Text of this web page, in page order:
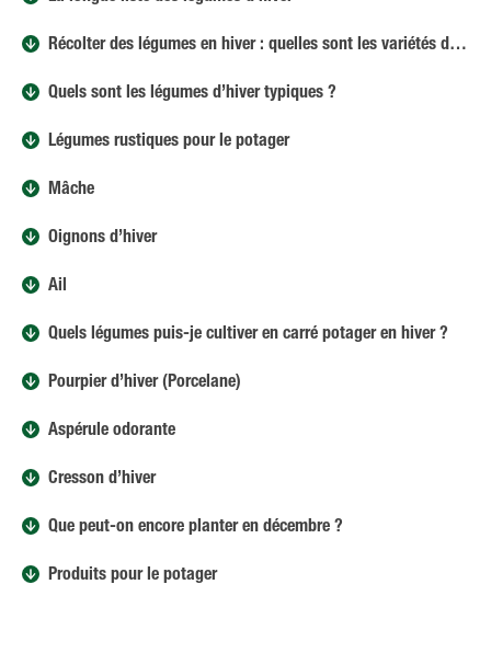
Récolter des légumes en hiver : quelles sont les variétés de légumes qui s’y prêtent ?
Quels sont les légumes d’hiver typiques ?
Légumes rustiques pour le potager
Mâche
Oignons d’hiver
Ail
Quels légumes puis-je cultiver en carré potager en hiver ?
Pourpier d’hiver (Porcelane)
Aspérule odorante
Cresson d’hiver
Que peut-on encore planter en décembre ?
Produits pour le potager